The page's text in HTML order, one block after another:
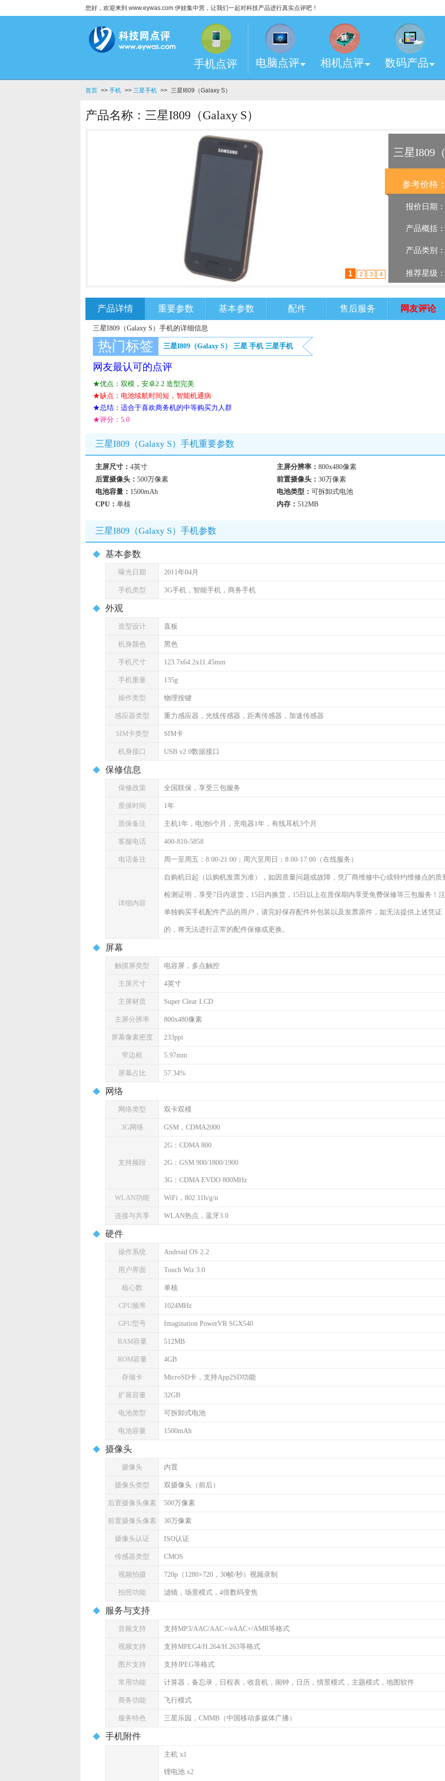
您好，欢迎来到 www.eywas.com 伊娃集中营，让我们一起对科技产品进行真实点评吧！
手机点评 电脑点评 相机点评 数码产品
首页 >> 手机 >> 三星手机 >> 三星I809（Galaxy S）
产品名称：三星I809（Galaxy S）
1 2 3 4
三星I809
参考价格
报价日期：
产品概括：
产品类别：
推荐星级：
产品详情 重要参数 基本参数 配件 售后服务 网友评论
三星I809（Galaxy S）手机的详细信息
热门标签 三星I809（Galaxy S） 三星 手机 三星手机
网友最认可的点评
★优点：双模，安卓2.2 造型完美
★缺点：电池续航时间短，智能机通病
★总结：适合于喜欢商务机的中等购买力人群
★评分： 5.0
三星I809（Galaxy S）手机重要参数
主屏尺寸： 4英寸 主屏分辨率： 800x480像素
后置摄像头： 500万像素 前置摄像头： 30万像素
电池容量： 1500mAh 电池类型： 可拆卸式电池
CPU： 单核 内存： 512MB
三星I809（Galaxy S）手机参数
基本参数
曝光日期 2011年04月
手机类型 3G手机，智能手机，商务手机
外观
造型设计 直板
机身颜色 黑色
手机尺寸 123.7x64.2x11.45mm
手机重量 135g
操作类型 物理按键
感应器类型 重力感应器，光线传感器，距离传感器，加速传感器
SIM卡类型 SIM卡
机身接口 USB v2.0数据接口
保修信息
保修政策 全国联保，享受三包服务
质保时间 1年
质保备注 主机1年，电池6个月，充电器1年，有线耳机3个月
客服电话 400-810-5858
电话备注 周一至周五：8:00-21:00；周六至周日：8:00-17:00（在线服务）
详细内容
自购机日起（以购机发票为准），如因质量问题或故障，凭厂商维修中心或特约维修点的质
检测证明，享受7日内退货，15日内换货，15日以上在质保期内享受免费保修等三包服务！
单独购买手机配件产品的用户，请完好保存配件外包装以及发票原件，如无法提供上述凭证
的，将无法进行正常的配件保修或更换。
屏幕
触摸屏类型 电容屏，多点触控
主屏尺寸 4英寸
主屏材质 Super Clear LCD
主屏分辨率 800x480像素
屏幕像素密度 233ppi
窄边框 5.97mm
屏幕占比 57.34%
网络
网络类型 双卡双模
3G网络 GSM，CDMA2000
支持频段
2G：CDMA 800
2G：GSM 900/1800/1900
3G：CDMA EVDO 800MHz
WLAN功能 WiFi，802.11b/g/n
连接与共享 WLAN热点，蓝牙3.0
硬件
操作系统 Android OS 2.2
用户界面 Touch Wiz 3.0
核心数 单核
CPU频率 1024MHz
GPU型号 Imagination PowerVR SGX540
RAM容量 512MB
ROM容量 4GB
存储卡 MicroSD卡，支持App2SD功能
扩展容量 32GB
电池类型 可拆卸式电池
电池容量 1500mAh
摄像头
摄像头 内置
摄像头类型 双摄像头（前后）
后置摄像头像素 500万像素
前置摄像头像素 30万像素
摄像头认证 ISO认证
传感器类型 CMOS
视频拍摄 720p（1280×720，30帧/秒）视频录制
拍照功能 滤镜，场景模式，4倍数码变焦
服务与支持
音频支持 支持MP3/AAC/AAC+/eAAC+/AMR等格式
视频支持 支持MPEG4/H.264/H.263等格式
图片支持 支持JPEG等格式
常用功能 计算器，备忘录，日程表，收音机，闹钟，日历，情景模式，主题模式，地图软件
商务功能 飞行模式
服务特色 三星乐园，CMMB（中国移动多媒体广播）
手机附件
主机 x1
锂电池 x2